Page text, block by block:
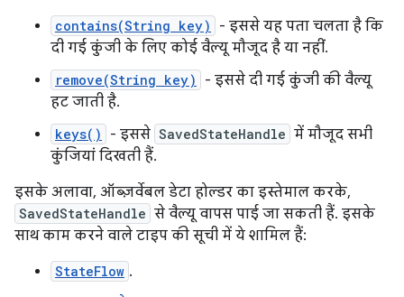
contains(String key)
- इससे यह पता चलता है कि
दी गई कुंजी के लिए कोई वैल्यू मौजूद है या नहीं.
remove(String key)
- इससे दी गई कुंजी की वैल्यू
हट जाती है.
keys() - इससे SavedStateHandle में मौजूद सभी
कुंजियां दिखती हैं.
इसके अलावा, ऑब्ज़र्वेबल डेटा होल्डर का इस्तेमाल करके,
SavedStateHandle से वैल्यू वापस पाई जा सकती हैं. इसके
साथ काम करने वाले टाइप की सूची में ये शामिल हैं:
StateFlow .